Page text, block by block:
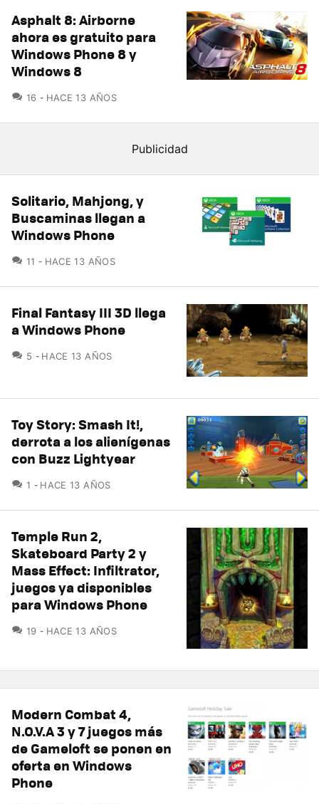
Asphalt 8: Airborne
ahora es gratuito para
Windows Phone 8 y
Windows 8
16 COMENTARIOS
HACE 13 AÑOS
Solitario, Mahjong, y
Buscaminas llegan a
Windows Phone
11 COMENTARIOS
HACE 13 AÑOS
Final Fantasy III 3D llega
a Windows Phone
5 COMENTARIOS
HACE 13 AÑOS
Toy Story: Smash It!,
derrota a los alienígenas
con Buzz Lightyear
1 COMENTARIOS
HACE 13 AÑOS
Temple Run 2,
Skateboard Party 2 y
Mass Effect: Infiltrator,
juegos ya disponibles
para Windows Phone
19 COMENTARIOS
HACE 13 AÑOS
Modern Combat 4,
N.O.V.A 3 y 7 juegos más
de Gameloft se ponen en
oferta en Windows
Phone